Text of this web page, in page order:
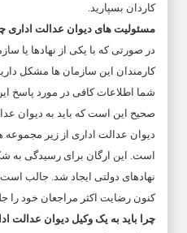
کاردان بسپارید.
مسئولیت های دیوان عدالت
در صورتی که با یکی از نهادها یا
کارمندان این سازمان ها مشکل
شما اطلاعات کافی در مورد پاسخ
صحیح این است که باید به دیوان
دیوان عدالت اداری از زیر مجموعه
است. این ارگان برای رسیدگی به
نهادهای دولتی ایجاد شد. جالب است
کنون رضایت اکثر مراجعان خود را
چرا باید به یک وکیل دیوان عدالت